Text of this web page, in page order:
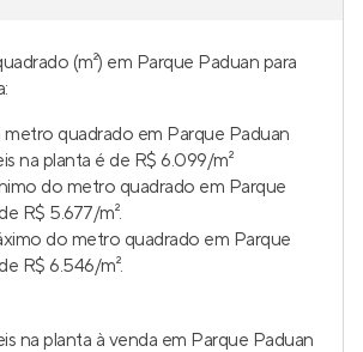
(m²) em Parque Paduan para
metro quadrado em Parque Paduan
na planta é de R$ 6.099/m²
do metro quadrado em Parque
R$ 5.677/m².
do metro quadrado em Parque
R$ 6.546/m².
na planta à venda em Parque Paduan